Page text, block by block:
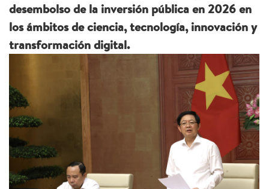
desembolso de la inversión pública en 2026 en
los ámbitos de ciencia, tecnología, innovación y
transformación digital.